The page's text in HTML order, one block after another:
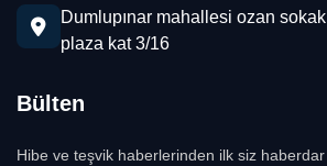
Dumlupınar mahallesi ozan
plaza kat 3/16
Bülten
Hibe ve teşvik haberlerinden ilk siz haberdar